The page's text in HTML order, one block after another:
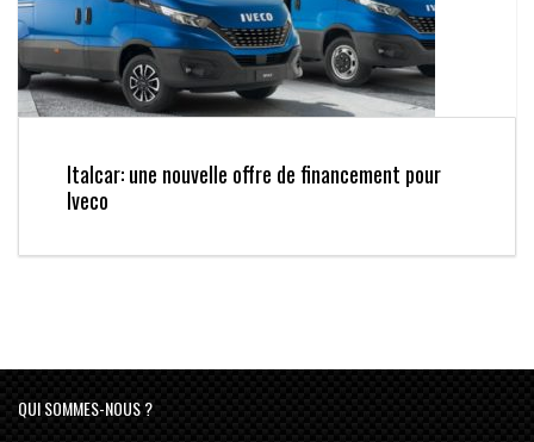
Italcar: une nouvelle offre de financement pour
Iveco
QUI SOMMES-NOUS ?